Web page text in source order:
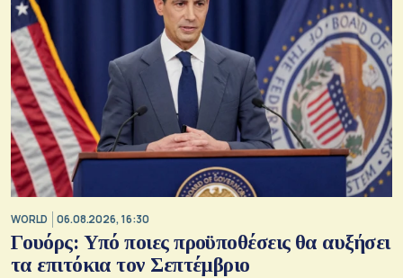
WORLD 06.08.2026, 16:30
Γουόρς: Υπό ποιες προϋποθέσεις θα αυξήσει
τα επιτόκια τον Σεπτέμβριο